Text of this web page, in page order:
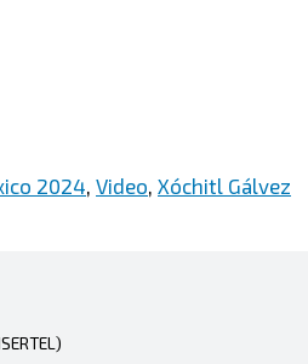
2024, Video, Xóchitl Gálvez